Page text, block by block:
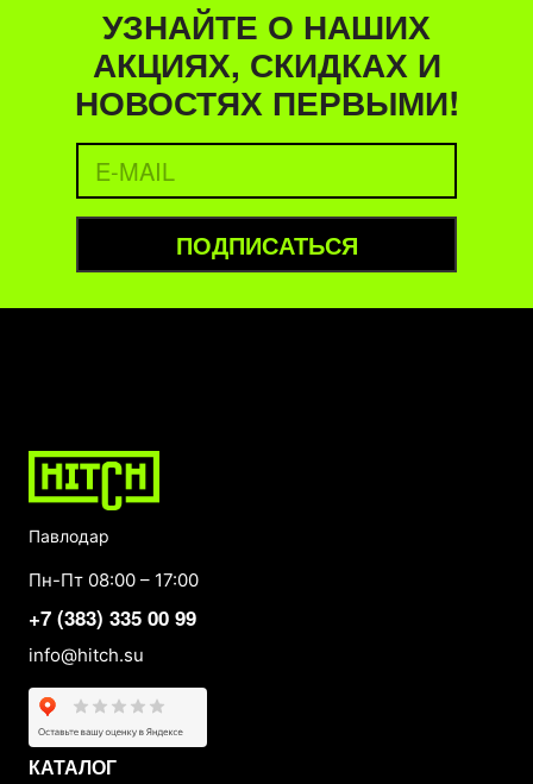
УЗНАЙТЕ О НАШИХ
АКЦИЯХ, СКИДКАХ И
НОВОСТЯХ ПЕРВЫМИ!
ПОДПИСАТЬСЯ
Павлодар
Пн-Пт 08:00 – 17:00
+7 (383) 335 00 99
info@hitch.su
КАТАЛОГ